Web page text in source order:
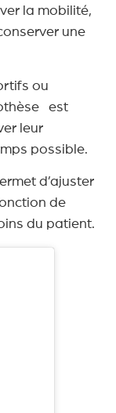
la mobilité,
une
ou
est
leur
possible.
d’ajuster
de
du patient.